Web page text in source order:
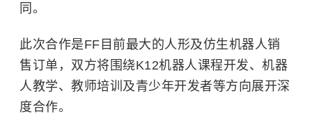
同。
此次合作是FF目前最大的人形及仿生机器人销
售订单，双方将围绕K12机器人课程开发、机器
人教学、教师培训及青少年开发者等方向展开深
度合作。